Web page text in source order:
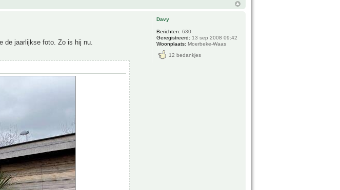
de jaarlijkse foto. Zo is hij nu.
Davy
Berichten: 630
Geregistreerd: 13 sep 2008 09:42
Woonplaats: Moerbeke-Waas
12 bedankjes